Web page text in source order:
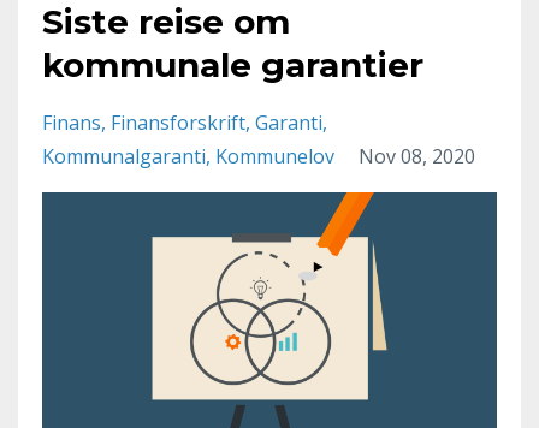
Siste reise om
kommunale garantier
Finans Finansforskrift Garanti
Kommunalgaranti Kommunelov Nov 08, 2020